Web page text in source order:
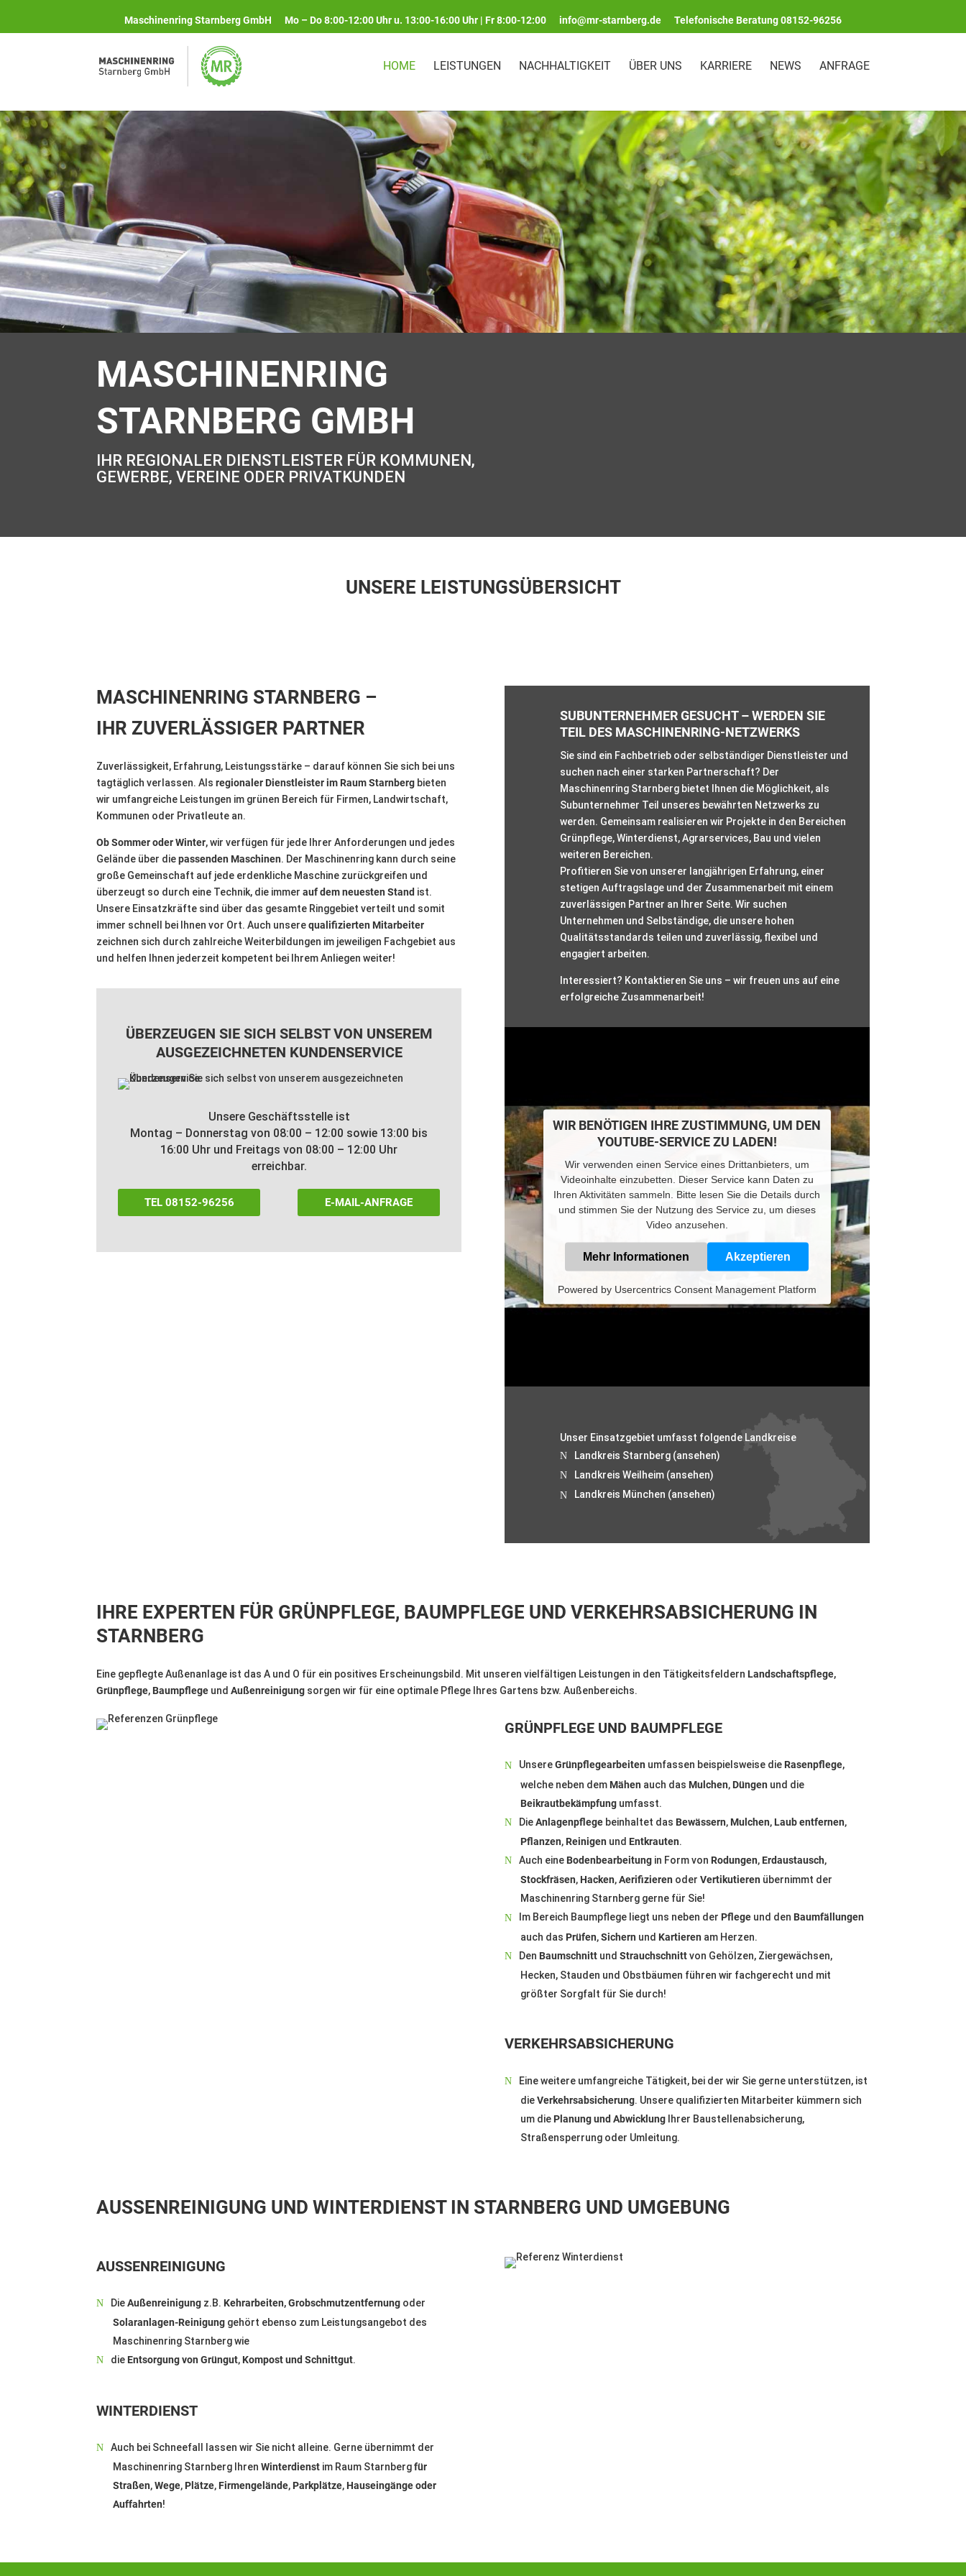
Maschinenring Starnberg GmbH Mo – Do 8:00-12:00 Uhr u. 13:00-16:00 Uhr | Fr 8:00-12:00 info@mr-starnberg.de Telefonische Beratung 08152-96256
HOME LEISTUNGEN NACHHALTIGKEIT ÜBER UNS KARRIERE NEWS ANFRAGE
MASCHINENRING
STARNBERG GMBH
IHR REGIONALER DIENSTLEISTER FÜR KOMMUNEN,
GEWERBE, VEREINE ODER PRIVATKUNDEN
UNSERE LEISTUNGSÜBERSICHT
MASCHINENRING STARNBERG –
IHR ZUVERLÄSSIGER PARTNER
Zuverlässigkeit, Erfahrung, Leistungsstärke – darauf können Sie sich bei uns
tagtäglich verlassen. Alsregionaler Dienstleister im Raum Starnberg bieten
wir umfangreiche Leistungen im grünen Bereich für Firmen, Landwirtschaft,
Kommunen oder Privatleute an.
Ob Sommer oder Winter, wir verfügen für jede Ihrer Anforderungen und jedes
Gelände über diepassenden Maschinen. Der Maschinenring kann durch seine
große Gemeinschaft auf jede erdenkliche Maschine zurückgreifen und
überzeugt so durch eine Technik, die immerauf dem neuesten Stand ist.
Unsere Einsatzkräfte sind über das gesamte Ringgebiet verteilt und somit
immer schnell bei Ihnen vor Ort. Auch unserequalifizierten Mitarbeiter
zeichnen sich durch zahlreiche Weiterbildungen im jeweiligen Fachgebiet aus
und helfen Ihnen jederzeit kompetent bei Ihrem Anliegen weiter!
ÜBERZEUGEN SIE SICH SELBST VON UNSEREM
AUSGEZEICHNETEN KUNDENSERVICE
Unsere Geschäftsstelle ist
Montag – Donnerstag von 08:00 – 12:00 sowie 13:00 bis
16:00 Uhr und Freitags von 08:00 – 12:00 Uhr
erreichbar.
TEL 08152-96256 E-MAIL-ANFRAGE
SUBUNTERNEHMER GESUCHT – WERDEN SIE
TEIL DES MASCHINENRING-NETZWERKS
Sie sind ein Fachbetrieb oder selbständiger Dienstleister und
suchen nach einer starken Partnerschaft? Der
Maschinenring Starnberg bietet Ihnen die Möglichkeit, als
Subunternehmer Teil unseres bewährten Netzwerks zu
werden. Gemeinsam realisieren wir Projekte in den Bereichen
Grünpflege, Winterdienst, Agrarservices, Bau und vielen
weiteren Bereichen.
Profitieren Sie von unserer langjährigen Erfahrung, einer
stetigen Auftragslage und der Zusammenarbeit mit einem
zuverlässigen Partner an Ihrer Seite. Wir suchen
Unternehmen und Selbständige, die unsere hohen
Qualitätsstandards teilen und zuverlässig, flexibel und
engagiert arbeiten.
Interessiert? Kontaktieren Sie uns – wir freuen uns auf eine
erfolgreiche Zusammenarbeit!
WIR BENÖTIGEN IHRE ZUSTIMMUNG, UM DEN
YOUTUBE-SERVICE ZU LADEN!
Wir verwenden einen Service eines Drittanbieters, um
Videoinhalte einzubetten. Dieser Service kann Daten zu
Ihren Aktivitäten sammeln. Bitte lesen Sie die Details durch
und stimmen Sie der Nutzung des Service zu, um dieses
Video anzusehen.
Mehr Informationen Akzeptieren
Powered by Usercentrics Consent Management Platform
Unser Einsatzgebiet umfasst folgende Landkreise
Landkreis Starnberg (ansehen)
Landkreis Weilheim (ansehen)
Landkreis München (ansehen)
IHRE EXPERTEN FÜR GRÜNPFLEGE, BAUMPFLEGE UND VERKEHRSABSICHERUNG IN
STARNBERG
Eine gepflegte Außenanlage ist das A und O für ein positives Erscheinungsbild. Mit unseren vielfältigen Leistungen in den Tätigkeitsfeldern Landschaftspflege,
Grünpflege, Baumpflege undAußenreinigung sorgen wir für eine optimale Pflege Ihres Gartens bzw. Außenbereichs.
GRÜNPFLEGE UND BAUMPFLEGE
UnsereGrünpflegearbeiten umfassen beispielsweise die Rasenpflege,
welche neben dem Mähen auch das Mulchen, Düngen und die
Beikrautbekämpfungumfasst.
DieAnlagenpflegebeinhaltet das Bewässern, Mulchen, Laub entfernen,
Pflanzen, Reinigen und Entkrauten.
Auch eine Bodenbearbeitungin Form von Rodungen, Erdaustausch,
Stockfräsen, Hacken, Aerifizieren oder Vertikutieren übernimmt der
Maschinenring Starnberg gerne für Sie!
Im Bereich Baumpflege liegt uns neben der Pflegeund den Baumfällungen
auch das Prüfen, Sichern und Kartieren am Herzen.
Den Baumschnittund Strauchschnittvon Gehölzen, Ziergewächsen,
Hecken, Stauden und Obstbäumen führen wir fachgerecht und mit
größter Sorgfalt für Sie durch!
VERKEHRSABSICHERUNG
Eine weitere umfangreiche Tätigkeit, bei der wir Sie gerne unterstützen, ist
dieVerkehrsabsicherung. Unsere qualifizierten Mitarbeiter kümmern sich
um die Planung und AbwicklungIhrer Baustellenabsicherung,
Straßensperrung oder Umleitung.
AUSSENREINIGUNG UND WINTERDIENST IN STARNBERG UND UMGEBUNG
AUSSENREINIGUNG
DieAußenreinigung z.B. Kehrarbeiten,Grobschmutzentfernung oder
Solaranlagen-Reinigunggehört ebenso zum Leistungsangebot des
Maschinenring Starnberg wie
die Entsorgung von Grüngut, Kompost und Schnittgut.
WINTERDIENST
Auch bei Schneefall lassen wir Sie nicht alleine. Gerne übernimmt der
Maschinenring Starnberg Ihren Winterdienstim Raum Starnbergfür
Straßen, Wege, Plätze, Firmengelände, Parkplätze, Hauseingänge oder
Auffahrten!